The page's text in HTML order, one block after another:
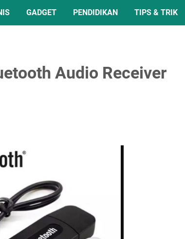
GADGET PENDIDIKAN TIPS & TRIK
Audio Receiver